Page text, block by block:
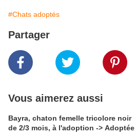
#Chats adoptés
Partager
Vous aimerez aussi
Bayra, chaton femelle tricolore noir
de 2/3 mois, à l'adoption -> Adoptée